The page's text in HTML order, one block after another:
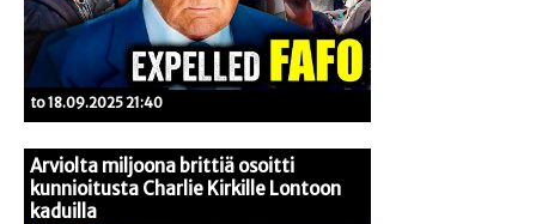
to 18.09.2025 21:40
Arviolta miljoona brittiä osoitti
kunnioitusta Charlie Kirkille Lontoon
kaduilla